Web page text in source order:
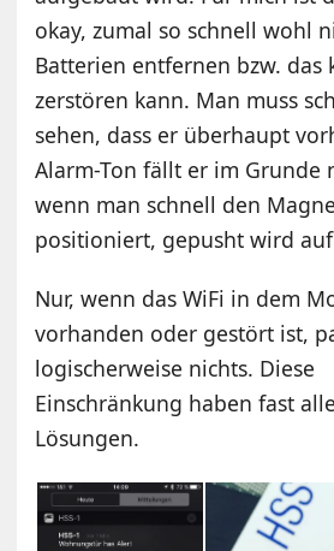
okay, zumal so schnell wohl
Batterien entfernen bzw. das
zerstören kann. Man muss
sehen, dass er überhaupt
Alarm-Ton fällt er im Grunde
wenn man schnell den
positioniert, gepusht wird
Nur, wenn das WiFi in dem
vorhanden oder gestört ist,
logischerweise nichts. Diese
Einschränkung haben fast
Lösungen.